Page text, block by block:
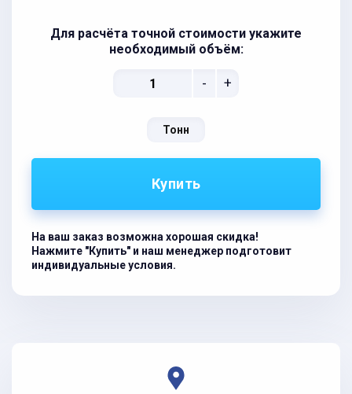
Для расчёта точной стоимости укажите
необходимый объём:
- +
Тонн
Купить
На ваш заказ возможна хорошая скидка!
Нажмите "Купить" и наш менеджер подготовит
индивидуальные условия.